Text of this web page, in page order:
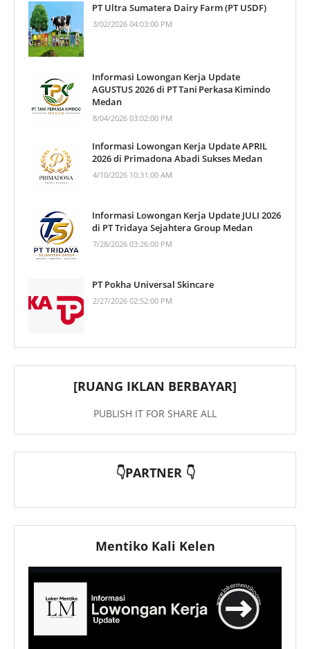
PT Ultra Sumatera Dairy Farm (PT USDF)
3/02/2026 04:03:00 PM
Informasi Lowongan Kerja Update
AGUSTUS 2026 di PT Tani Perkasa Kimindo
Medan
8/04/2026 03:02:00 PM
Informasi Lowongan Kerja Update APRIL
2026 di Primadona Abadi Sukses Medan
4/10/2026 10:31:00 AM
Informasi Lowongan Kerja Update JULI 2026
di PT Tridaya Sejahtera Group Medan
7/28/2026 03:26:00 PM
PT Pokha Universal Skincare
2/27/2026 02:52:00 PM
[RUANG IKLAN BERBAYAR]
PUBLISH IT FOR SHARE ALL
👇PARTNER 👇
Mentiko Kali Kelen